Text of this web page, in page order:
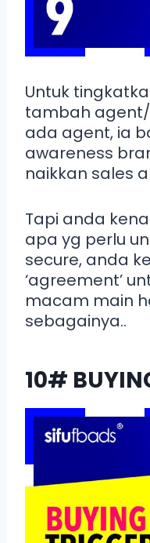
Untuk
tambah
ada agent, ia
awareness
naikkan sales
Tapi anda
apa yg perlu
secure, anda
‘agreement’
macam main
sebagainya..
10#